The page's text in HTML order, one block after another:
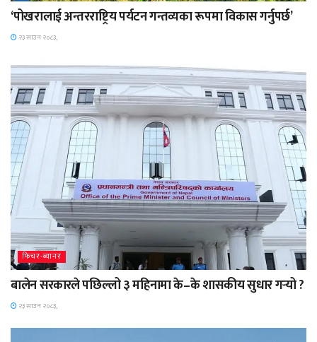
‘पोखरालाई अन्तरराष्ट्रिय पर्यटन गन्तव्यका रूपमा विकास गर्नुपर्छ’
२३ साउन २०८३,
फिचर-ब्यानर
बालेन सरकारले पछिल्लो ३ महिनामा के–के शासकीय सुधार गर्‍यो ?
२३ साउन २०८३,